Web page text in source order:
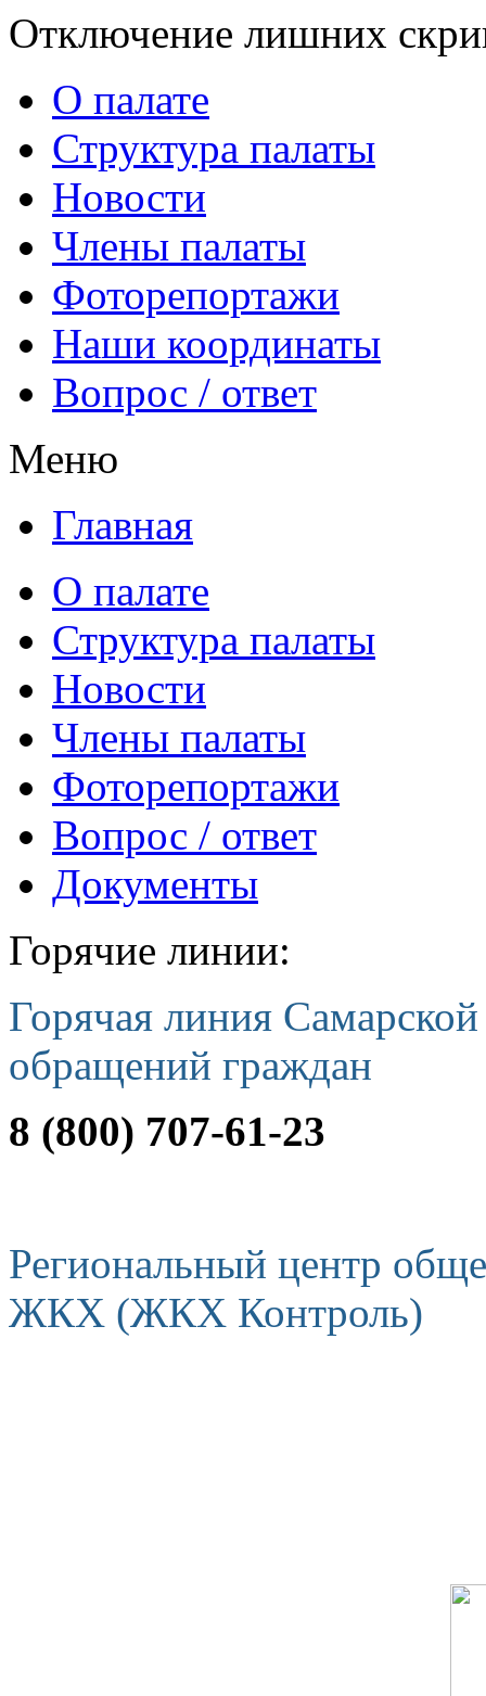
Отключение лишних
О палате
Структура палаты
Новости
Члены палаты
Фоторепортажи
Наши координаты
Вопрос / ответ
Меню
Главная
О палате
Структура палаты
Новости
Члены палаты
Фоторепортажи
Вопрос / ответ
Документы
Горячие линии:
Горячая линия
обращений граждан
8 (800) 707-61-23
Региональный центр
ЖКХ (ЖКХ Контроль)